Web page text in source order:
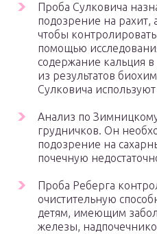
Проба Сулковича
подозрение на рахит,
чтобы
помощью
содержание кальция
из результатов
Сулковича
Анализ по
грудничков. Он
подозрение на
почечную
Проба Реберга
очистительную
детям, имеющим
железы,